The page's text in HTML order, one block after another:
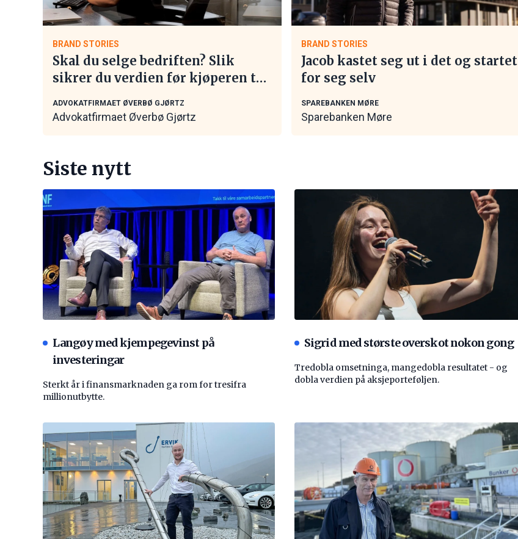
BRAND STORIES
Skal du selge bedriften? Slik
sikrer du verdien før kjøperen tar
ADVOKATFIRMAET ØVERBØ GJØRTZ
Advokatfirmaet Øverbø Gjørtz
BRAND STORIES
Jacob kastet seg ut i det og startet
for seg selv
SPAREBANKEN MØRE
Sparebanken Møre
Siste nytt
Langøy med kjempegevinst på
investeringar
Sterkt år i finansmarknaden ga rom for tresifra
millionutbytte.
Sigrid med største overskot nokon gong
Tredobla omsetninga, mangedobla resultatet - og
dobla verdien på aksjeporteføljen.